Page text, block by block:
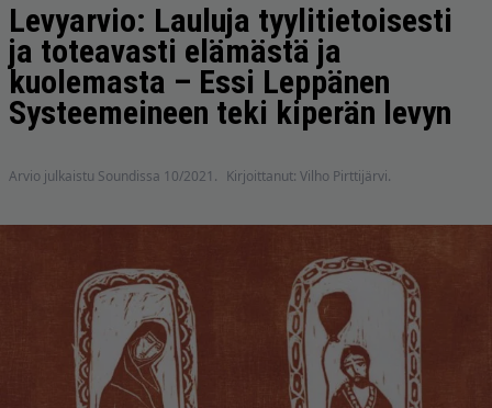
Levyarvio: Lauluja tyylitietoisesti
ja toteavasti elämästä ja
kuolemasta – Essi Leppänen
Systeemeineen teki kiperän levyn
Arvio julkaistu Soundissa 10/2021. Kirjoittanut: Vilho Pirttijärvi.